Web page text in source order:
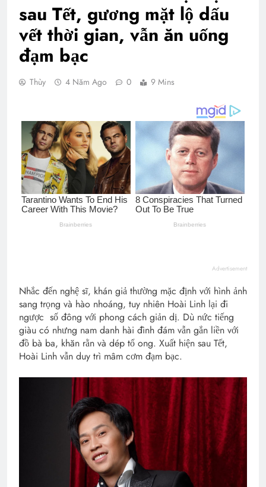
sau Tết, gương mặt lộ dấu
vết thời gian, vẫn ăn uống
đạm bạc
Thùy 4 Năm Ago 0 9 Mins
Advertisement
Nhắc đến nghệ sĩ, khán giả thường mặc định với hình ảnh
sang trọng và hào nhoáng, tuy nhiên Hoài Linh lại đi
ngược số đông với phong cách giản dị. Dù nức tiếng
giàu có nhưng nam danh hài đình đám vẫn gắn liền với
đồ bà ba, khăn rằn và dép tổ ong. Xuất hiện sau Tết,
Hoài Linh vẫn duy trì mâm cơm đạm bạc.